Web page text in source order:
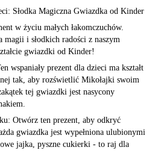
Słodka Magiczna Gwiazdka od Kinder
w życiu małych łakomczuchów.
magii i słodkich radości z naszym
gwiazdki od Kinder!
wspaniały prezent dla dzieci ma kształt
tak, aby rozświetlić Mikołajki swoim
tej gwiazdki jest nasycony
Otwórz ten prezent, aby odkryć
gwiazdka jest wypełniona ulubionymi
jajka, pyszne cukierki - to raj dla